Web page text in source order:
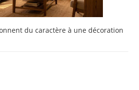
du caractère à une décoration